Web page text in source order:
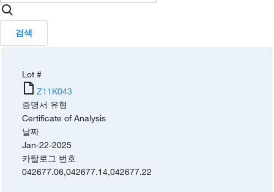
검색
Lot #
Z11K043
증명서 유형
Certificate of Analysis
날짜
Jan-22-2025
카탈로그 번호
042677.06,042677.14,042677.22